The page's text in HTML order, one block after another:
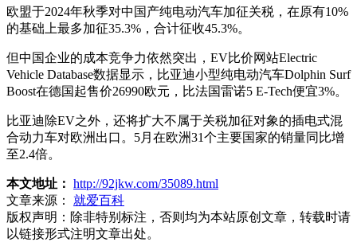
欧盟于2024年秋季对中国产纯电动汽车加征关税，在原有10%
的基础上最多加征35.3%，合计征收45.3%。
但中国企业的成本竞争力依然突出，EV比价网站Electric
Vehicle Database数据显示，比亚迪小型纯电动汽车Dolphin Surf
Boost在德国起售价26990欧元，比法国雷诺5 E-Tech便宜3%。
比亚迪除EV之外，还将扩大不属于关税加征对象的插电式混
合动力车对欧洲出口。5月在欧洲31个主要国家的销量同比增
至2.4倍。
本文地址： http://92jkw.com/35089.html
文章来源：
就爱百科
版权声明： 除非特别标注，否则均为本站原创文章，转载时请
以链接形式注明文章出处。